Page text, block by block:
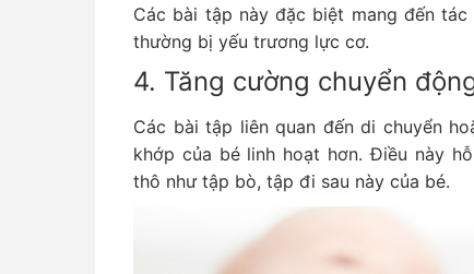
Các bài tập này đặc biệt mang đến
thường bị yếu trương lực cơ.
4. Tăng cường chuyển
Các bài tập liên quan đến di chuyển
khớp của bé linh hoạt hơn. Điều này
thô như tập bò, tập đi sau này của bé.